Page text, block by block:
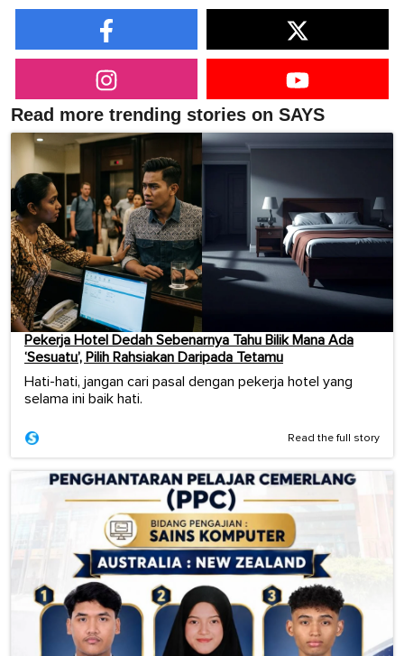
Read more trending stories on SAYS
Pekerja Hotel Dedah Sebenarnya Tahu Bilik Mana Ada
‘Sesuatu’, Pilih Rahsiakan Daripada Tetamu
Hati-hati, jangan cari pasal dengan pekerja hotel yang
selama ini baik hati.
Read the full story